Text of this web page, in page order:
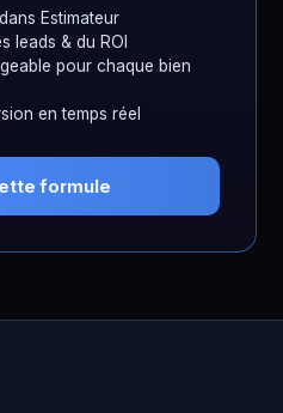
Estimateur
leads & du ROI
pour chaque bien
en temps réel
formule